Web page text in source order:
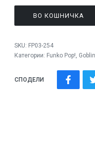
ВО КОШНИЧКА
SKU: FP03-254
Категории: Funko Pop!,
СПОДЕЛИ